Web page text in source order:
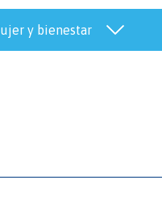
mujer y bienestar